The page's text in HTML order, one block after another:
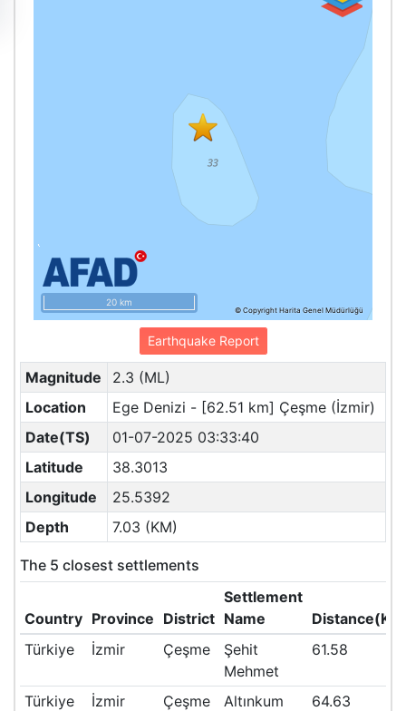
© Copyright Harita Genel Müdürlüğü
20 km
Earthquake Report
Magnitude
2.3 (ML)
Location
Ege Denizi - [62.51 km] Çeşme (İzmir)
Date(TS)
01-07-2025 03:33:40
Latitude
38.3013
Longitude
25.5392
Depth
7.03 (KM)
The 5 closest settlements
Country Province District
Settlement
Name
Türkiye
İzmir Çeşme
Şehit
Mehmet
61.58
Türkiye İzmir Çeşme Altınkum
64.63